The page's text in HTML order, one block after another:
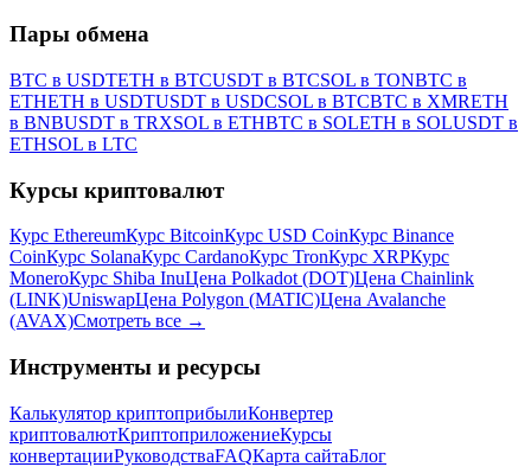
Пары обмена
BTC в USDTETH в BTCUSDT в BTCSOL в TONBTC в
ETHETH в USDTUSDT в USDCSOL в BTCBTC в XMRETH
в BNBUSDT в TRXSOL в ETHBTC в SOLETH в SOLUSDT в
ETHSOL в LTC
Курсы криптовалют
Курс EthereumКурс BitcoinКурс USD CoinКурс Binance
CoinКурс SolanaКурс CardanoКурс TronКурс XRPКурс
MoneroКурс Shiba InuЦена Polkadot (DOT)Цена Chainlink
(LINK)UniswapЦена Polygon (MATIC)Цена Avalanche
(AVAX)Смотреть все →
Инструменты и ресурсы
Калькулятор криптоприбылиКонвертер
криптовалютКриптоприложениеКурсы
конвертацииРуководстваFAQКарта сайтаБлог